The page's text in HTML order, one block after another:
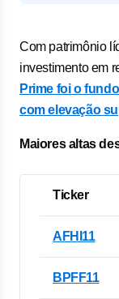
Com patrimônio
investimento em
Prime foi o
com elevação
Maiores altas
Ticker
AFHI11
BPFF11